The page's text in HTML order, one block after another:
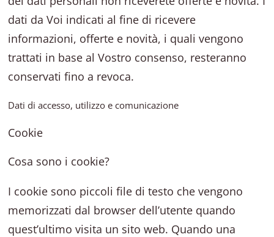
dati da Voi indicati al fine di ricevere
informazioni, offerte e novità, i quali vengono
trattati in base al Vostro consenso, resteranno
conservati fino a revoca.
Dati di accesso, utilizzo e comunicazione
Cookie
Cosa sono i cookie?
I cookie sono piccoli file di testo che vengono
memorizzati dal browser dell’utente quando
quest’ultimo visita un sito web. Quando una